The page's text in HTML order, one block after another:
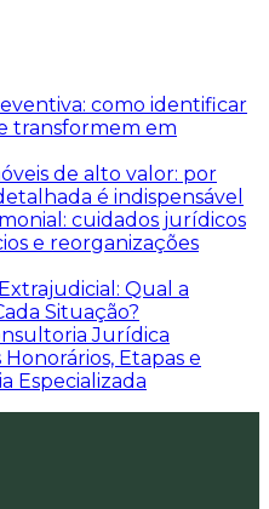
como identificar
transformem em
de alto valor: por
é indispensável
cuidados jurídicos
e reorganizações
Qual a
Situação?
Jurídica
Etapas e
Especializada